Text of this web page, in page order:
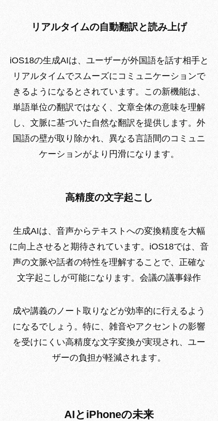
リアルタイムの自動翻訳と読み上げ
iOS18の生成AIは、ユーザーが外国語を話す相手と
リアルタイムでスムーズにコミュニケーションで
きるようになるとされています。この新機能は、
単語単位の翻訳ではなく、文章全体の意味を理解
し、文脈に基づいた自然な翻訳を提供します。外
国語の壁が取り除かれ、異なる言語間のコミュニ
ケーションがより円滑になります。
高精度の文字起こし
生成AIは、音声からテキストへの変換精度を大幅
に向上させると期待されています。iOS18では、音
声の文脈や話者の特性を理解することで、正確な
文字起こしが可能になります。会議の議事録作
成や講義のノート取りなどが効率的に行えるよう
になるでしょう。特に、雑音やアクセントの影響
を受けにくい高精度な文字変換が実現され、ユー
ザーの負担が軽減されます。
AIとiPhoneの未来